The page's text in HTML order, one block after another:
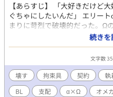
【あらすじ】 「大好きだけど
ぐちゃにしたいんだ」 エリー
まりに苛烈で破壊的だった。Ω
での熱に抗えず、身も心も擦
あるからこそ、陽萌樹はそん
なかった。 学校では新一の目
きない日々。 そんなある日、
樹の傷跡を見逃さず、ただ静か
る「守られる体温」に戸惑う陽
する新一。狂った独占欲の行
続きを
文字数
壊す 拘束具 契約 執
BL
支配 α×Ω オメ